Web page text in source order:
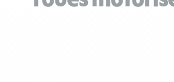
Allô Simone